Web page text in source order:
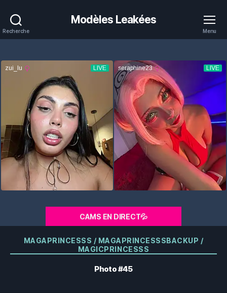
Recherche
Modèles Leakées
Menu
CAMS EN DIRECT💦
Catégories
MAGAPRINCESSS / MAGAPRINCESSSBACKUP /
MAGICPRINCESSS
Photo #45